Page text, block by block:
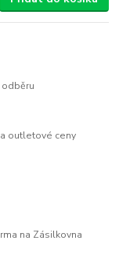
outletové ceny
na Zásilkovna